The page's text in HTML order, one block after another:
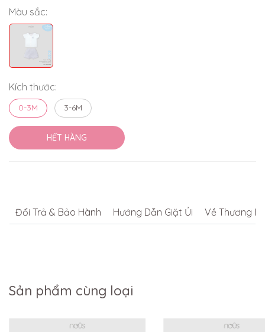
Màu sắc:
Kích thước:
0-3M 3-6M
HẾT HÀNG
Đổi Trả & Bảo Hành Hướng Dẫn Giặt Ủi Về Thương
Sản phẩm cùng loại